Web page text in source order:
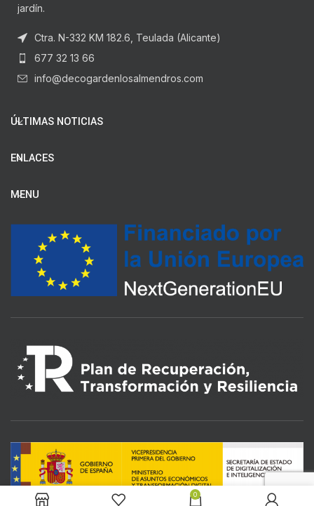
jardín.
Ctra. N-332 KM 182.6, Teulada (Alicante)
677 32 13 66
info@decogardenlosalmendros.com
ÚLTIMAS NOTICIAS
ENLACES
MENU
0